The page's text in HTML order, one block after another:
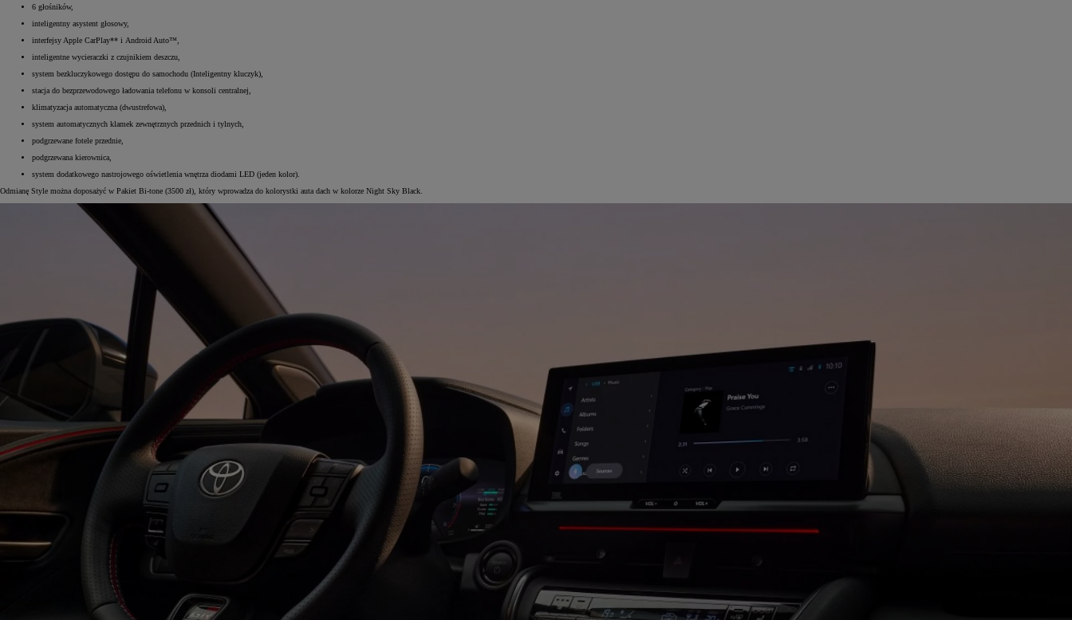
105 300 zł
Corolla Hatchback
6 głośników,
inteligentny asystent głosowy,
interfejsy Apple CarPlay** i Android Auto™,
inteligentne wycieraczki z czujnikiem deszczu,
system bezkluczykowego dostępu do samochodu (Inteligentny kluczyk),
stacja do bezprzewodowego ładowania telefonu w konsoli centralnej,
klimatyzacja automatyczna (dwustrefowa),
system automatycznych klamek zewnętrznych przednich i tylnych,
podgrzewane fotele przednie,
podgrzewana kierownica,
system dodatkowego nastrojowego oświetlenia wnętrza diodami LED (jeden kolor).
Odmianę Style można doposażyć w Pakiet Bi-tone (3500 zł), który wprowadza do kolorystki auta dach w kolorze Night Sky Black.